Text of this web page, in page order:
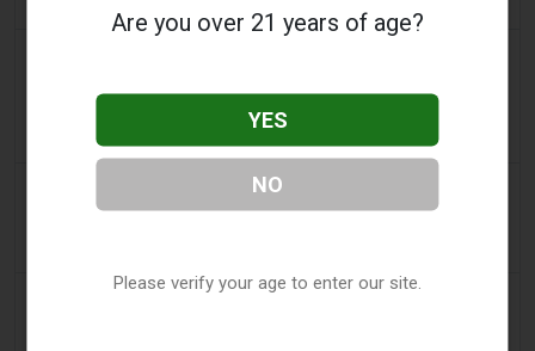
2FIRSTS | FDA genehmigt vier weitere
Nikotinbeutel, während sich das Prüfprogramm
über die ersten Entscheidungen hinaus ausweitet
Are you over 21 years of age?
YES
NO
Please verify your age to enter our site.